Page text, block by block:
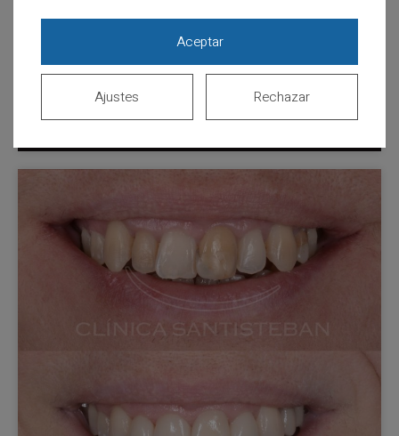
Aceptar
Rechazar
Ajustes